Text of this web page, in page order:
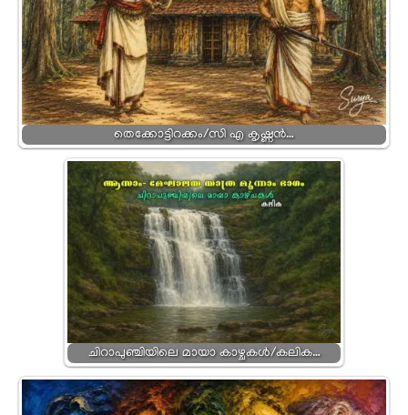
തെക്കോട്ടിറക്കം/സി എ കൃഷ്ണൻ…
ചിറാപുഞ്ചിയിലെ മായാ കാഴ്ചകൾ/കലിക…